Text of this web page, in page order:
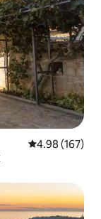
從 167 則評價
4.98 (167)